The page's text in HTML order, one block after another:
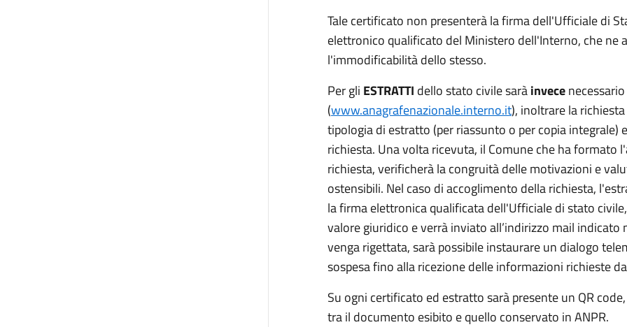
Tale certificato non presenterà la firma dell'Ufficiale di
elettronico qualificato del Ministero dell'Interno, che ne
l'immodificabilità dello stesso.
Per gli ESTRATTI dello stato civile saràinvece
(www.anagrafenazionale.interno.it), inoltrare la
tipologia di estratto (per riassunto o per copia
richiesta. Una volta ricevuta, il Comune che ha
richiesta, verificherà la congruità delle motivazioni e
ostensibili. Nel caso di accoglimento della richiesta,
la firma elettronica qualificata dell'Ufficiale di stato
valore giuridico e verrà inviato all’indirizzo mail indicato
venga rigettata, sarà possibile instaurare un dialogo
sospesa fino alla ricezione delle informazioni richieste
Su ogni certificato ed estratto sarà presente un QR
tra il documento esibito e quello conservato in ANPR.